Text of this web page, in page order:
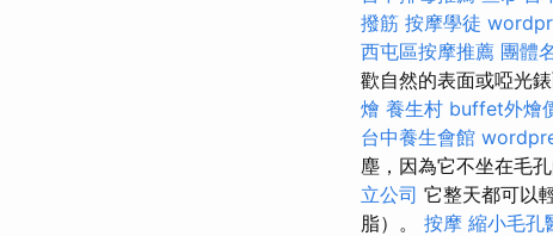
撥筋 按摩學徒
西屯區按摩推薦 團體
歡自然的表面或啞光
燴 養生村 buffet外燴
台中養生會館
塵，因為它不坐在毛
立公司 它整天都可以
脂）。 按摩 縮小毛孔